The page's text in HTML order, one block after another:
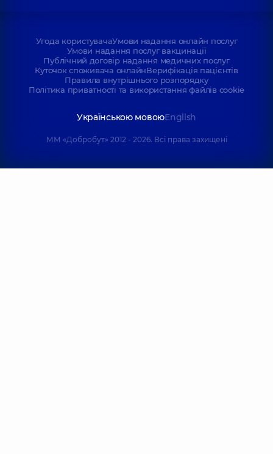
Угода користувачаУмови надання онлайн послуг
Умови надання послуг вакцинації
Публічний договір надання медичних послуг
Куточок споживача онлайнВерифікація пацієнтів
Правила внутрішнього розпорядку
Політика приватності та використання файлів cookie
Українською мовоюEnglish
ММ «Добробут» 2012 - 2026. Всі права захищені